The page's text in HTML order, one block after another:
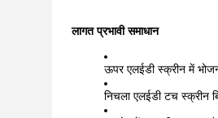
लागत प्रभावी समाधान
ऊपर एलईडी स्क्रीन में
निचला एलईडी टच स्क्रीन